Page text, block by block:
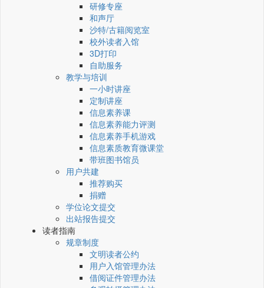
研修专座
和声厅
沙特/古籍阅览室
校外读者入馆
3D打印
自助服务
教学与培训
一小时讲座
定制讲座
信息素养课
信息素养能力评测
信息素养手机游戏
信息素质教育微课堂
带班图书馆员
用户共建
推荐购买
捐赠
学位论文提交
出站报告提交
读者指南
规章制度
文明读者公约
用户入馆管理办法
借阅证件管理办法